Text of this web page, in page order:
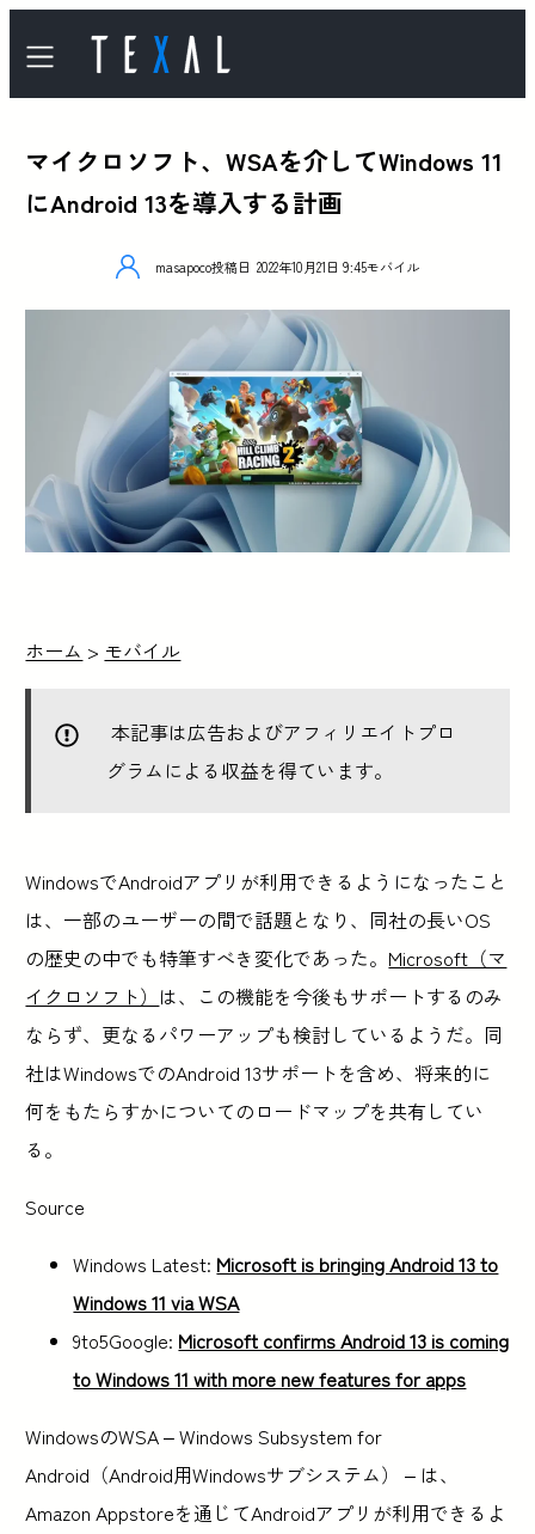
マイクロソフト、WSAを介してWindows 11
にAndroid 13を導入する計画
masapoco投稿日 2022年10月21日 9:45モバイル
ホーム > モバイル
本記事は広告およびアフィリエイトプロ
グラムによる収益を得ています。
WindowsでAndroidアプリが利用できるようになったこと
は、一部のユーザーの間で話題となり、同社の長いOS
の歴史の中でも特筆すべき変化であった。 Microsoft（マ
イクロソフト） は、この機能を今後もサポートするのみ
ならず、更なるパワーアップも検討しているようだ。同
社はWindowsでのAndroid 13サポートを含め、将来的に
何をもたらすかについてのロードマップを共有してい
る。
Source
Windows Latest: Microsoft is bringing Android 13 to
Windows 11 via WSA
9to5Google: Microsoft confirms Android 13 is coming
to Windows 11 with more new features for apps
WindowsのWSA – Windows Subsystem for
Android（Android用Windowsサブシステム） – は、
Amazon Appstoreを通じてAndroidアプリが利用できるよ